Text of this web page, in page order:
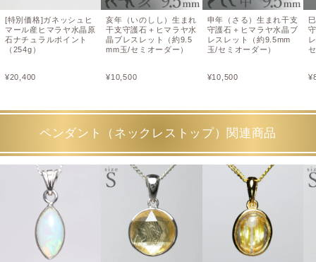
[特別価格]ガネッシュヒ
マール産ヒマラヤ水晶原
石ナチュラルポイント
（254g）
¥20,400
亥年（いのしし）生まれ
干支守護石＋ヒマラヤ水
晶ブレスレット（約9.5
mm玉/セミオーダー）
¥10,500
申年（さる）生まれ干支
守護石＋ヒマラヤ水晶ブ
レスレット（約9.5mm
玉/セミオーダー）
¥10,500 ¥
ペンダント（ネックレストップ）関連商品